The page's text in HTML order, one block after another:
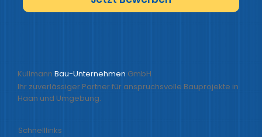
Kullmann Bau-Unternehmen GmbH
Ihr zuverlässiger Partner für anspruchsvolle Bauprojekte in
Haan und Umgebung.
Schnelllinks